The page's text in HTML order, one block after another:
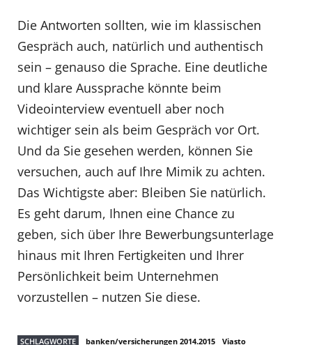
Die Antworten sollten, wie im klassischen
Gespräch auch, natürlich und authentisch
sein – genauso die Sprache. Eine deutliche
und klare Aussprache könnte beim
Videointerview eventuell aber noch
wichtiger sein als beim Gespräch vor Ort.
Und da Sie gesehen werden, können Sie
versuchen, auch auf Ihre Mimik zu achten.
Das Wichtigste aber: Bleiben Sie natürlich.
Es geht darum, Ihnen eine Chance zu
geben, sich über Ihre Bewerbungsunterlage
hinaus mit Ihren Fertigkeiten und Ihrer
Persönlichkeit beim Unternehmen
vorzustellen – nutzen Sie diese.
SCHLAGWORTE banken/versicherungen 2014.2015 Viasto